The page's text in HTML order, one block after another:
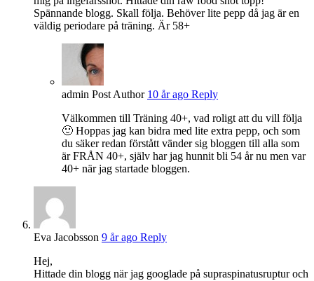
Spännande blogg. Skall följa. Behöver lite pepp då jag är en
väldig periodare på träning. Är 58+
admin Post Author 10 år ago Reply
Välkommen till Träning 40+, vad roligt att du vill följa
🙂 Hoppas jag kan bidra med lite extra pepp, och som
du säker redan förstått vänder sig bloggen till alla som
är FRÅN 40+, själv har jag hunnit bli 54 år nu men var
40+ när jag startade bloggen.
Eva Jacobsson 9 år ago Reply
Hej,
Hittade din blogg när jag googlade på supraspinatusruptur och